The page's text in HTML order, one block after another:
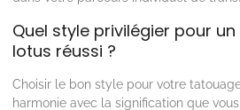
Quel style privilégier pour
lotus réussi ?
Choisir le bon style pour votre
harmonie avec la signification que